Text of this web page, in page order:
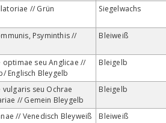
// Grün
Siegelwachs
Psyminthis //
Bleiweiß
optimae seu Anglicae //
Englisch Bleygelb
Bleigelb
seu Ochrae
// Gemein Bleygelb
Bleigelb
// Venedisch Bleyweiß Bleiweiß